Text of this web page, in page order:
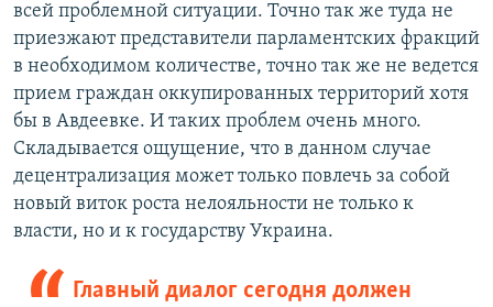
всей проблемной ситуации. Точно так же туда не
приезжают представители парламентских фракций
в необходимом количестве, точно так же не ведется
прием граждан оккупированных территорий хотя
бы в Авдеевке. И таких проблем очень много.
Складывается ощущение, что в данном случае
децентрализация может только повлечь за собой
новый виток роста нелояльности не только к
власти, но и к государству Украина.
Главный диалог сегодня должен